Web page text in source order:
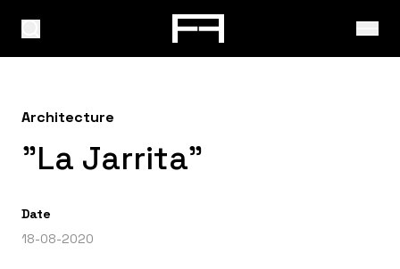
Architecture
"La Jarrita"
Date
18-08-2020